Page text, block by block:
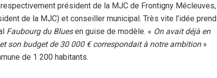
président de la MJC de Frontigny Mécleuves,
de la MJC) et conseiller municipal. Très vite l’idée prend
Faubourg du Bluesen guise de modèle. « On avait déjà en
son budget de 30 000 € correspondait à notre ambition »
de 1 200 habitants.